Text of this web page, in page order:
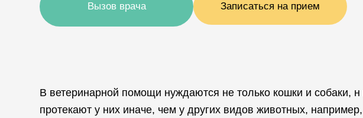
Вызов врача Записаться на прием
В ветеринарной помощи нуждаются не только кошки и собаки,
протекают у них иначе, чем у других видов животных,